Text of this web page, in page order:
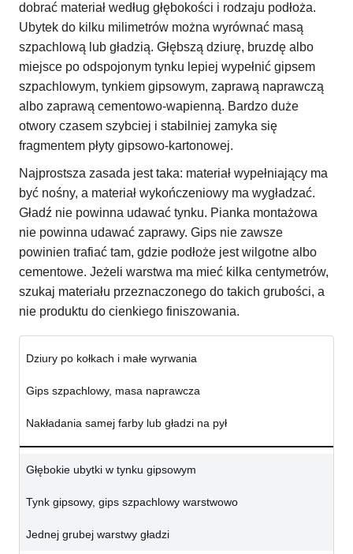
dobrać materiał według głębokości i rodzaju podłoża.
Ubytek do kilku milimetrów można wyrównać masą
szpachlową lub gładzią. Głębszą dziurę, bruzdę albo
miejsce po odspojonym tynku lepiej wypełnić gipsem
szpachlowym, tynkiem gipsowym, zaprawą naprawczą
albo zaprawą cementowo-wapienną. Bardzo duże
otwory czasem szybciej i stabilniej zamyka się
fragmentem płyty gipsowo-kartonowej.
Najprostsza zasada jest taka: materiał wypełniający ma
być nośny, a materiał wykończeniowy ma wygładzać.
Gładź nie powinna udawać tynku. Pianka montażowa
nie powinna udawać zaprawy. Gips nie zawsze
powinien trafiać tam, gdzie podłoże jest wilgotne albo
cementowe. Jeżeli warstwa ma mieć kilka centymetrów,
szukaj materiału przeznaczonego do takich grubości, a
nie produktu do cienkiego finiszowania.
Dziury po kołkach i małe wyrwania
Gips szpachlowy, masa naprawcza
Nakładania samej farby lub gładzi na pył
Głębokie ubytki w tynku gipsowym
Tynk gipsowy, gips szpachlowy warstwowo
Jednej grubej warstwy gładzi